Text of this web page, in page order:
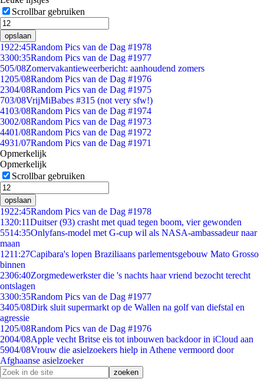
Scrollbar gebruiken
opslaan
1922:45Random Pics van de Dag #1978
3300:35Random Pics van de Dag #1977
505/08Zomervakantieweerbericht: aanhoudend zomers
1205/08Random Pics van de Dag #1976
2304/08Random Pics van de Dag #1975
703/08VrijMiBabes #315 (not very sfw!)
4103/08Random Pics van de Dag #1974
3002/08Random Pics van de Dag #1973
4401/08Random Pics van de Dag #1972
4931/07Random Pics van de Dag #1971
Opmerkelijk
Opmerkelijk
Scrollbar gebruiken
opslaan
1922:45Random Pics van de Dag #1978
1320:11Duitser (93) crasht met quad tegen boom, vier gewonden
5514:35Onlyfans-model met G-cup wil als NASA-ambassadeur naar
maan
1211:27Capibara's lopen Braziliaans parlementsgebouw Mato Grosso
binnen
2306:40Zorgmedewerkster die 's nachts haar vriend bezocht terecht
ontslagen
3300:35Random Pics van de Dag #1977
3405/08Dirk sluit supermarkt op de Wallen na golf van diefstal en
agressie
1205/08Random Pics van de Dag #1976
2004/08Apple vecht Britse eis tot inbouwen backdoor in iCloud aan
5904/08Vrouw die asielzoekers hielp in Athene vermoord door
Afghaanse asielzoeker